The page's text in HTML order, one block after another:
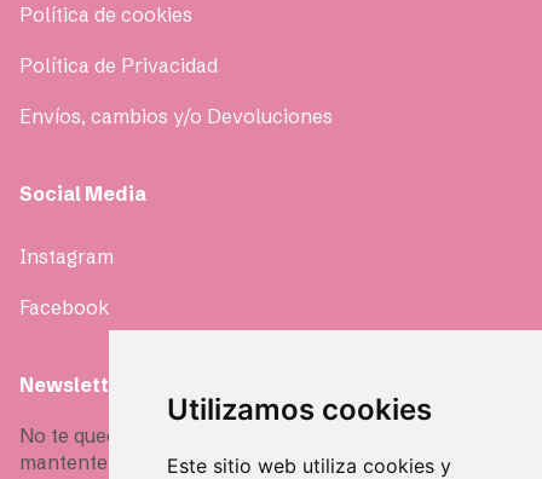
Utilizamos cookies
Este sitio web utiliza cookies y
Política de cookies
Política de Privacidad
Envíos, cambios y/o Devoluciones
Social Media
Instagram
Facebook
Newsletter
No te quedes fuera, únete a nuestra comunidad y
mantente siempre informad@